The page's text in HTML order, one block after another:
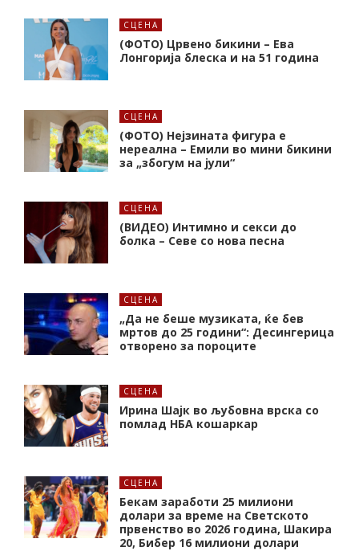
СЦЕНА
(ФОТО) Црвено бикини – Ева
Лонгорија блеска и на 51 година
СЦЕНА
(ФОТО) Нејзината фигура е
нереална – Емили во мини бикини
за „збогум на јули“
СЦЕНА
(ВИДЕО) Интимно и секси до
болка – Севе со нова песна
СЦЕНА
„Да не беше музиката, ќе бев
мртов до 25 години“: Десингерица
отворено за пороците
СЦЕНА
Ирина Шајк во љубовна врска со
помлад НБА кошаркар
СЦЕНА
Бекам заработи 25 милиони
долари за време на Светското
првенство во 2026 година, Шакира
20, Бибер 16 милиони долари